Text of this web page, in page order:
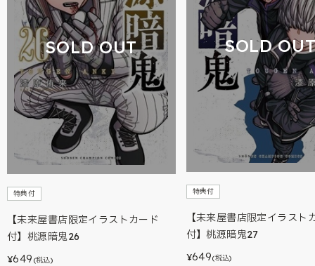
SOLD OUT
特典付
【未来屋書店限定イラストカード
付】桃源暗鬼26
¥649 (税込)
SOLD
特典付
【未来屋書店限定イラスト
付】桃源暗鬼27
¥649(税込)